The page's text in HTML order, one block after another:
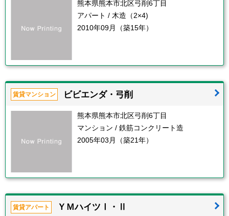
熊本県熊本市北区弓削6丁目
アパート / 木造（2×4)
2010年09月（築15年）
賃貸マンション ビビエンダ・弓削
熊本県熊本市北区弓削6丁目
マンション / 鉄筋コンクリート造
2005年03月（築21年）
賃貸アパート ＹＭハイツⅠ・Ⅱ